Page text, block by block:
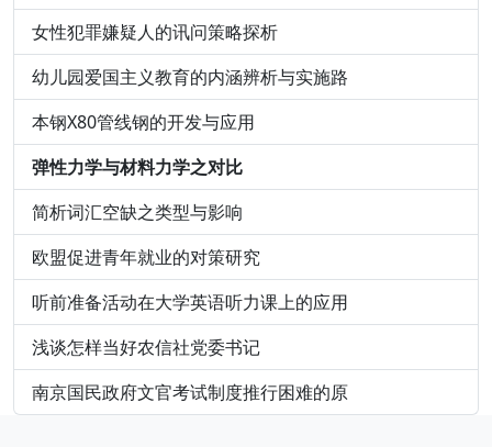
女性犯罪嫌疑人的讯问策略探析
幼儿园爱国主义教育的内涵辨析与实施路
本钢X80管线钢的开发与应用
弹性力学与材料力学之对比
简析词汇空缺之类型与影响
欧盟促进青年就业的对策研究
听前准备活动在大学英语听力课上的应用
浅谈怎样当好农信社党委书记
南京国民政府文官考试制度推行困难的原